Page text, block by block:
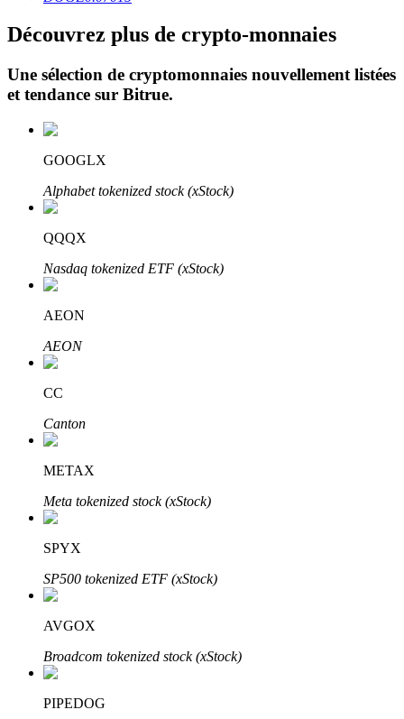
Apprenez le Staking
Découvrez comment gagner un revenu passif
Bitrue
Partenaires Bitrue
Découvrez plus de crypto-monnaies
Une sélection de cryptomonnaies nouvellement listées
et tendance sur Bitrue.
GOOGLX
Alphabet tokenized stock (xStock)
QQQX
Nasdaq tokenized ETF (xStock)
AEON
AEON
CC
Canton
METAX
Meta tokenized stock (xStock)
SPYX
SP500 tokenized ETF (xStock)
AVGOX
Broadcom tokenized stock (xStock)
PIPEDOG